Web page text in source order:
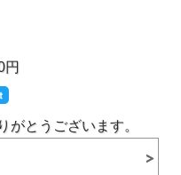
円